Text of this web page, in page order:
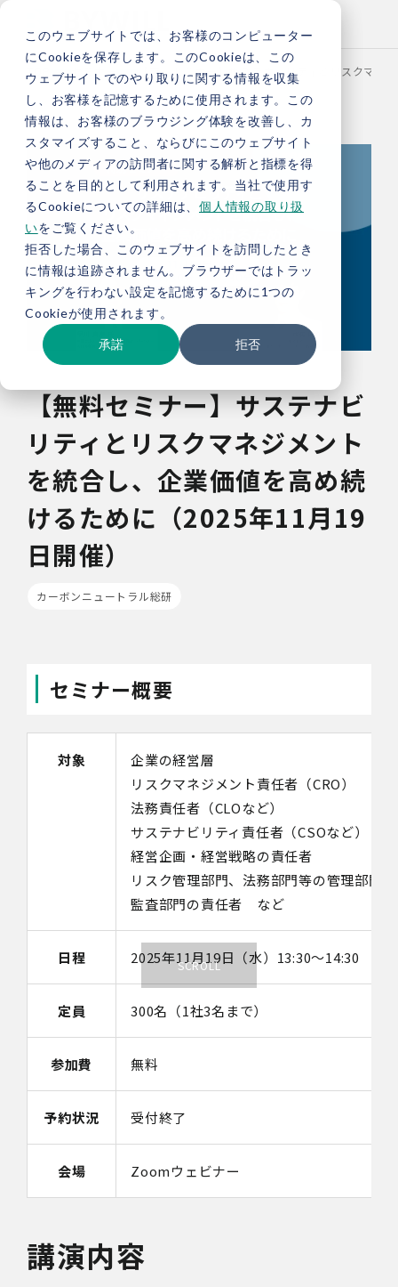
このウェブサイトでは、お客様のコンピューター
にCookieを保存します。このCookieは、この
ウェブサイトでのやり取りに関する情報を収集
し、お客様を記憶するために使用されます。この
情報は、お客様のブラウジング体験を改善し、カ
スタマイズすること、ならびにこのウェブサイト
や他のメディアの訪問者に関する解析と指標を得
ることを目的として利用されます。当社で使用す
るCookieについての詳細は、 個人情報の取り扱
いをご覧ください。
拒否した場合、このウェブサイトを訪問したとき
に情報は追跡されません。ブラウザーではトラッ
キングを行わない設定を記憶するために1つの
Cookieが使用されます。
承諾 拒否
TOP セミナー 【無料セミナー】サステナビリティとリスクマ
【無料セミナー】サステナビ
リティとリスクマネジメント
を統合し、企業価値を高め続
けるために（2025年11月19
日開催）
カーボンニュートラル総研
セミナー概要
対象
企業の経営層
リスクマネジメント責任者（CRO）
法務責任者（CLOなど）
サステナビリティ責任者（CSOなど）
経営企画・経営戦略の責任者
リスク管理部門、法務部門等の管理部門、
監査部門の責任者 など
日程 2025年11月19日（水）13:30～14:30
定員 300名（1社3名まで）
参加費 無料
予約状況 受付終了
会場 Zoomウェビナー
講演内容